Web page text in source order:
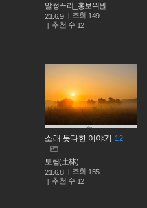
말썽꾸리_홍보위원
21.6.9
조회 149
추천 수 12
소래 못다한 이야기 12
토림(土林)
21.6.8
조회 155
추천 수 12